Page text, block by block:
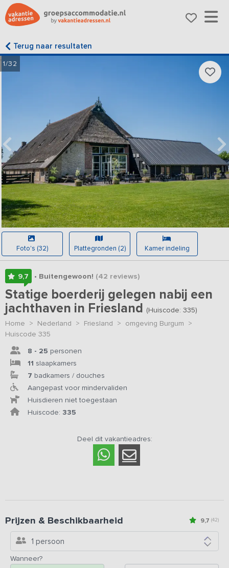
Terug naar resultaten
1/32
Foto's (32) Plattegronden (2) Kamer indeling
9,7 • Buitengewoon! (42 reviews)
Statige boerderij gelegen nabij een
jachthaven in Friesland (Huiscode: 335)
Home > Nederland > Friesland > omgeving Burgum >
Huiscode 335
8 - 25 personen
11 slaapkamers
7 badkamers / douches
Aangepast voor mindervaliden
Huisdieren niet toegestaan
Huiscode: 335
Deel dit vakantieadres:
9,7 (42)
Prijzen & Beschikbaarheid
1 persoon
Wanneer?